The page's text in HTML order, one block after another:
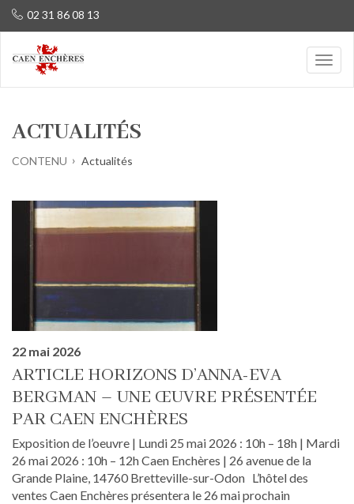
02 31 86 08 13
ACTUALITÉS
CONTENU Actualités
22 mai 2026
ARTICLE HORIZONS D’ANNA-EVA
BERGMAN – UNE ŒUVRE PRÉSENTÉE
PAR CAEN ENCHÈRES
Exposition de l’oeuvre | Lundi 25 mai 2026 : 10h – 18h | Mardi
26 mai 2026 : 10h – 12h Caen Enchères | 26 avenue de la
Grande Plaine, 14760 Bretteville-sur-Odon L’hôtel des
ventes Caen Enchères présentera le 26 mai prochain